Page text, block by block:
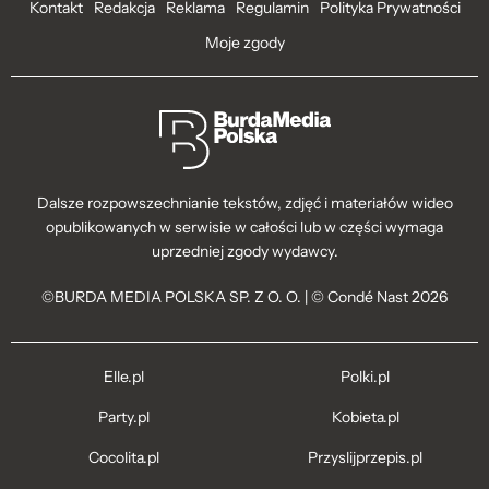
Kontakt Redakcja Reklama Regulamin
Polityka Prywatności
Moje zgody
Dalsze rozpowszechnianie tekstów, zdjęć i materiałów wideo
opublikowanych w serwisie w całości lub w części wymaga
uprzedniej zgody wydawcy.
©BURDA MEDIA POLSKA SP. Z O. O. | © Condé Nast 2026
Elle.pl
Party.pl
Cocolita.pl
Polki.pl
Kobieta.pl
Przyslijprzepis.pl